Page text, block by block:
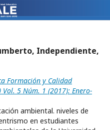
Independiente,
Formación y Calidad
5 Núm. 1 (2017): Enero-
ambiental. niveles de
en estudiantes